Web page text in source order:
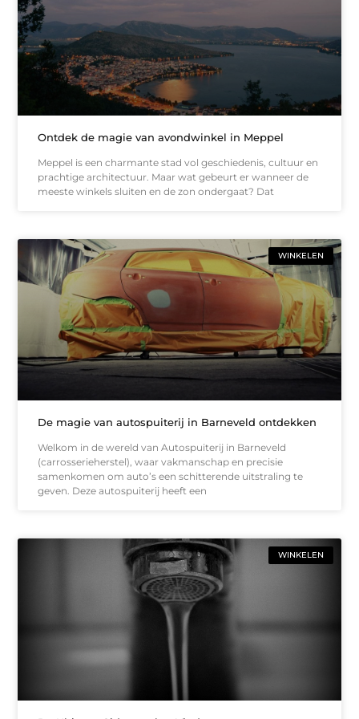
Ontdek de magie van avondwinkel in Meppel
Meppel is een charmante stad vol geschiedenis, cultuur en
prachtige architectuur. Maar wat gebeurt er wanneer de
meeste winkels sluiten en de zon ondergaat? Dat
WINKELEN
De magie van autospuiterij in Barneveld ontdekken
Welkom in de wereld van Autospuiterij in Barneveld
(carrosserieherstel), waar vakmanschap en precisie
samenkomen om auto’s een schitterende uitstraling te
geven. Deze autospuiterij heeft een
WINKELEN